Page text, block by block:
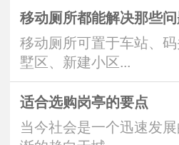
移动厕所都能解决那些问
移动厕所可置于车站、
墅区、新建小区...
适合选购岗亭的要点
当今社会是一个迅速发